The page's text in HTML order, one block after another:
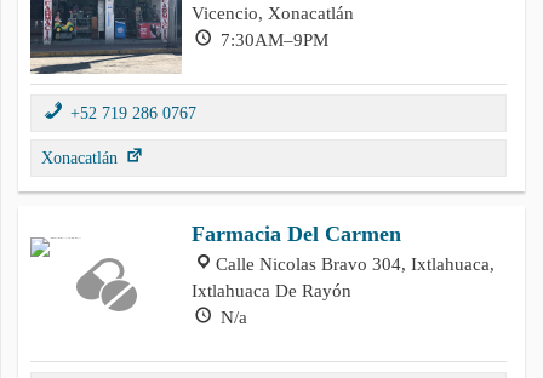
Vicencio, Xonacatlán
7:30AM–9PM
+52 719 286 0767
Xonacatlán
Farmacia Del Carmen
Calle Nicolas Bravo 304, Ixtlahuaca,
Ixtlahuaca De Rayón
N/a